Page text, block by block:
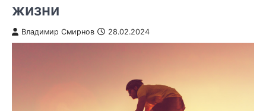
жизни
Владимир Смирнов 28.02.2024